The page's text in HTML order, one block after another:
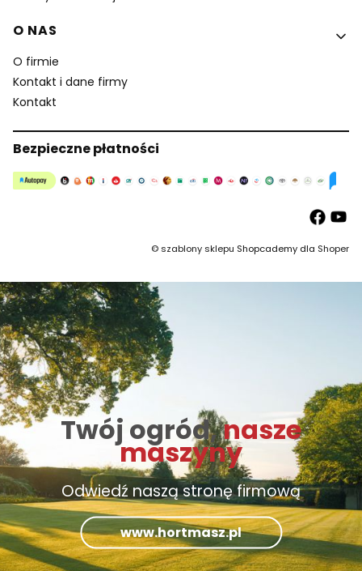
O NAS
O firmie
Kontakt i dane firmy
Kontakt
Bezpieczne płatności
©szablony sklepu Shopcademy dla Shoper
Twój ogród,nasze
maszyny
Odwiedź naszą stronę firmową
www.hortmasz.pl